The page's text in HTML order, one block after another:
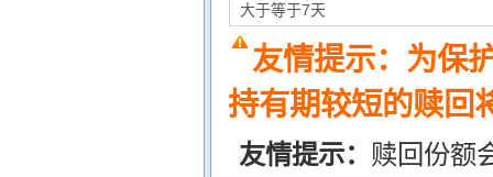
大于等于7天
友情提示：为保
持有期较短的赎回
友情提示： 赎回份额